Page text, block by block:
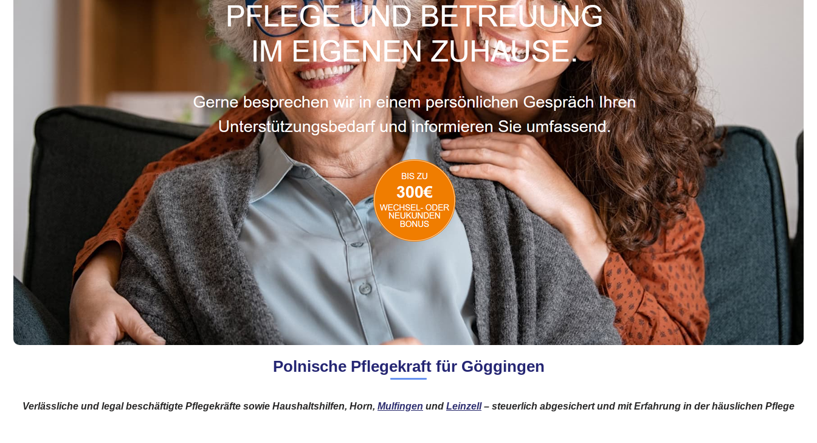
Polnische Pflegekraft für Göggingen
Verlässliche und legal beschäftigte Pflegekräfte sowie Haushaltshilfen, Horn, Mulfingen und Leinzell– steuerlich abgesichert und mit Erfahrung in der häuslichen Pflege